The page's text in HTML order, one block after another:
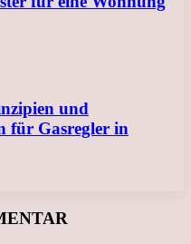
und
für Gasregler in